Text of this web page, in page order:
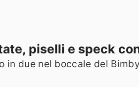
piselli e speck
due nel boccale del